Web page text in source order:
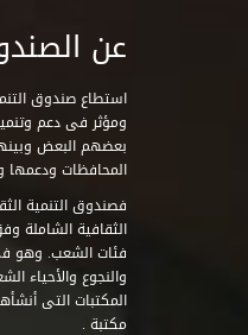
عن
ومؤثر فى دعم
بعضهم البعض
المحافظات ودعمها
فصندوق التنمية
الثقافية الشاملة
فئات الشعب. وهو
والنجوع والأحياء
مكتبة .